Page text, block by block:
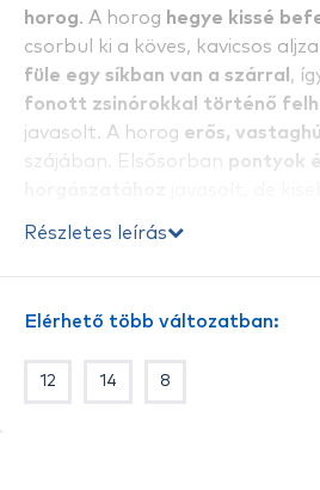
horog. A horog hegye kissé
csorbul ki a köves, kavicsos
füle egy síkban van a szárral ,
fonott zsinórokkal történő
javasolt. A horog erős,
szájában. Elsősorban pontyok
csalikkal javasoljuk használatát,
Kínálatunkban megtalálható
Részletes leírás
Elérhető több változatban:
12 14 8